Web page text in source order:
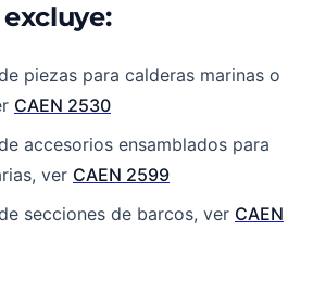
piezas para calderas marinas o
CAEN 2530
accesorios ensamblados para
ver CAEN 2599
secciones de barcos, ver CAEN